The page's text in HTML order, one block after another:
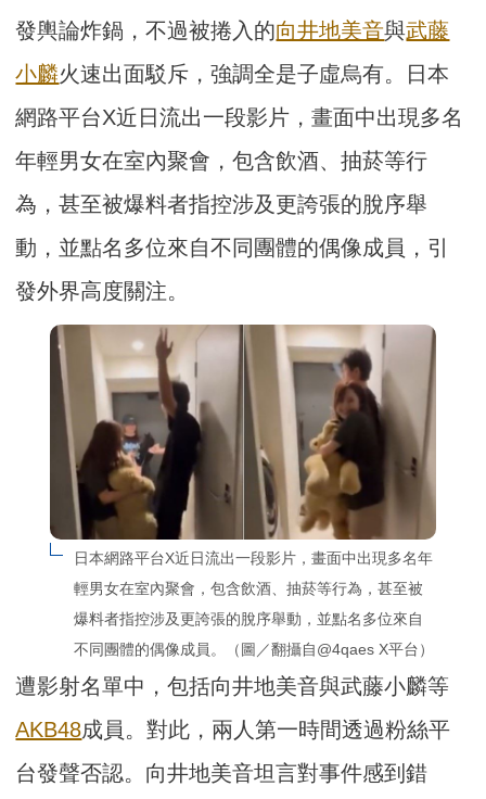
發輿論炸鍋，不過被捲入的向井地美音與武藤
小麟火速出面駁斥，強調全是子虛烏有。日本
網路平台X近日流出一段影片，畫面中出現多名
年輕男女在室內聚會，包含飲酒、抽菸等行
為，甚至被爆料者指控涉及更誇張的脫序舉
動，並點名多位來自不同團體的偶像成員，引
發外界高度關注。
日本網路平台X近日流出一段影片，畫面中出現多名年
輕男女在室內聚會，包含飲酒、抽菸等行為，甚至被
爆料者指控涉及更誇張的脫序舉動，並點名多位來自
不同團體的偶像成員。（圖／翻攝自@4qaes X平台）
遭影射名單中，包括向井地美音與武藤小麟等
AKB48成員。對此，兩人第一時間透過粉絲平
台發聲否認。向井地美音坦言對事件感到錯